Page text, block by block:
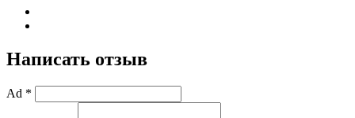
Написать отзыв
Ad *